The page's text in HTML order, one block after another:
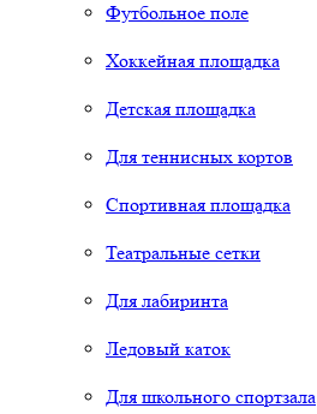
Футбольное поле
Хоккейная площадка
Детская площадка
Для теннисных кортов
Спортивная площадка
Театральные сетки
Для лабиринта
Ледовый каток
Для школьного спортзала